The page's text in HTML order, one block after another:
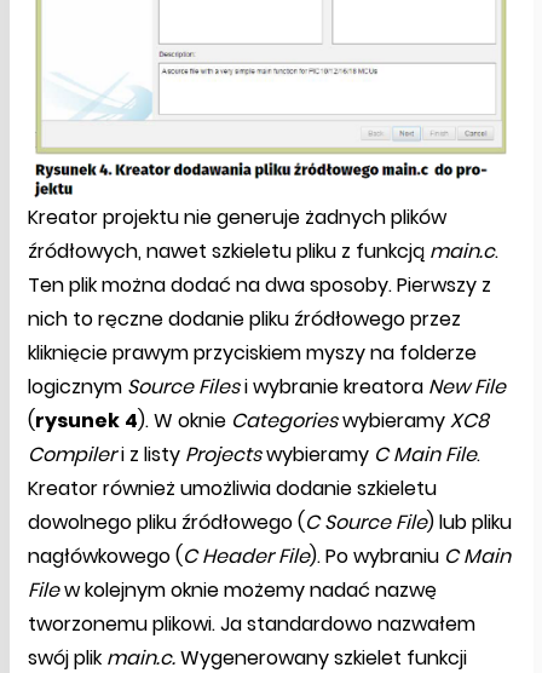
Kreator projektu nie generuje żadnych plików
źródłowych, nawet szkieletu pliku z funkcją main.c.
Ten plik można dodać na dwa sposoby. Pierwszy z
nich to ręczne dodanie pliku źródłowego przez
kliknięcie prawym przyciskiem myszy na folderze
logicznym Source Filesi wybranie kreatora New File
(rysunek 4). W oknie CategorieswybieramyXC8
Compileri z listy Projectswybieramy C Main File.
Kreator również umożliwia dodanie szkieletu
dowolnego pliku źródłowego (C Source File) lub pliku
nagłówkowego (C Header File). Po wybraniu C Main
Filew kolejnym oknie możemy nadać nazwę
tworzonemu plikowi. Ja standardowo nazwałem
swój plik main.c.Wygenerowany szkielet funkcji